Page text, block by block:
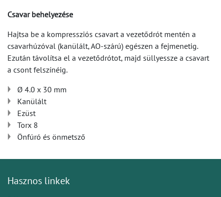
Csavar behelyezése
Hajtsa be a kompressziós csavart a vezetődrót mentén a
csavarhúzóval (kanülált, AO-szárú) egészen a fejmenetig.
Ezután távolítsa el a vezetődrótot, majd süllyessze a csavart
a csont felszínéig.
Ø 4.0 x 30 mm
Kanülált
Ezüst
Torx 8
Önfúró és önmetsző
Hasznos linkek